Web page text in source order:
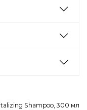
Shampoo, 300 мл